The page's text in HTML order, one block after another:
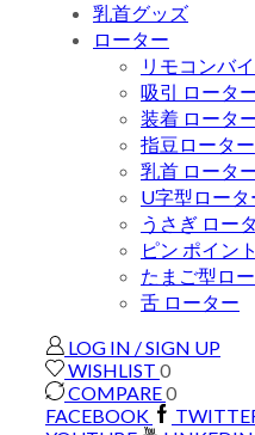
乳首グッズ
ローター
リモコンバ
吸引 ロータ
装着 ロータ
指豆ローター
乳首 ロータ
U字型ロータ
うさぎ ロー
ピン ポイン
たまご型ロ
舌 ローター
LOG IN / SIGN UP
WISHLIST 0
COMPARE0
FACEBOOK